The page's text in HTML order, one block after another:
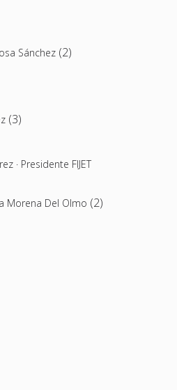
Sánchez(2)
(3)
· Presidente FIJET
Morena Del Olmo (2)